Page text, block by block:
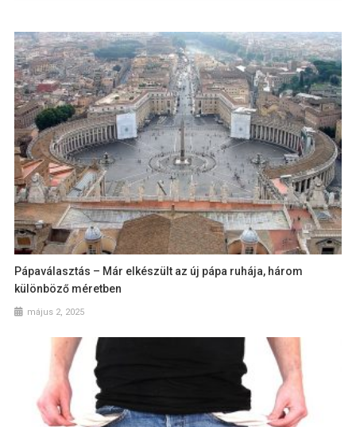
Pápaválasztás – Már elkészült az új pápa ruhája, három
különböző méretben
május 2, 2025